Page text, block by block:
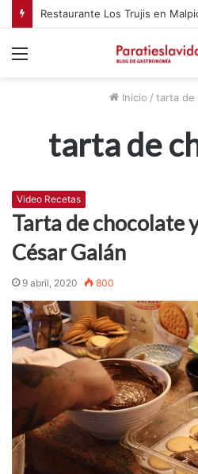
Restaurante Los Trujis en
Inicio / tarta de
tarta de
Video Recetas
Tarta de chocolate
César Galán
9 abril, 2020 800